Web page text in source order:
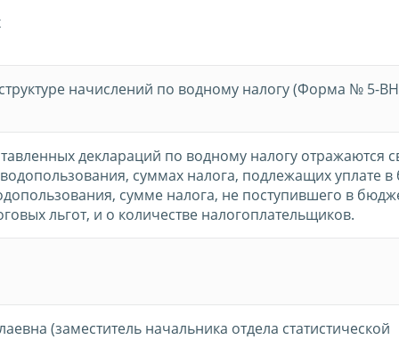
начислений по водному налогу (Форма № 5-
деклараций по водному налогу отражаются
суммах налога, подлежащих уплате в
сумме налога, не поступившего в
льгот, и о количестве налогоплательщиков.
(заместитель начальника отдела статистической